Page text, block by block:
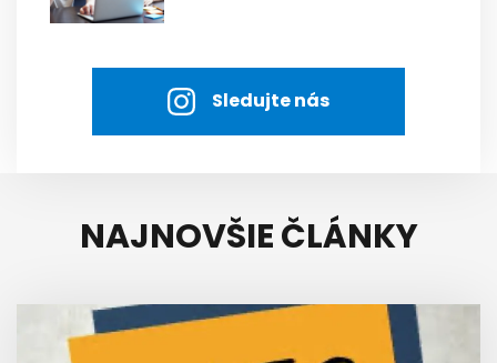
Sledujte nás
NAJNOVŠIE ČLÁNKY